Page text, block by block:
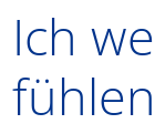
Ich
fühlen